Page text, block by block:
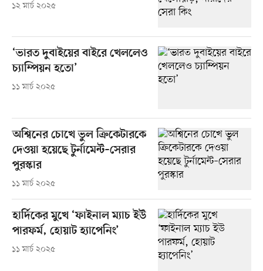
১২ মার্চ ২০২৫
‘ভারত দুবাইয়ের বাইরে খেললেও
চ্যাম্পিয়ন হতো’
১১ মার্চ ২০২৫
অশ্বিনের চোখে ভুল ক্রিকেটারকে
দেওয়া হয়েছে টুর্নামেন্ট–সেরার
পুরস্কার
১১ মার্চ ২০২৫
হার্দিকের মুখে ‘ফাইনাল ম্যাচ ইউ
পারফর্ম, হোয়াট হ্যাপেনিং’
১১ মার্চ ২০২৫